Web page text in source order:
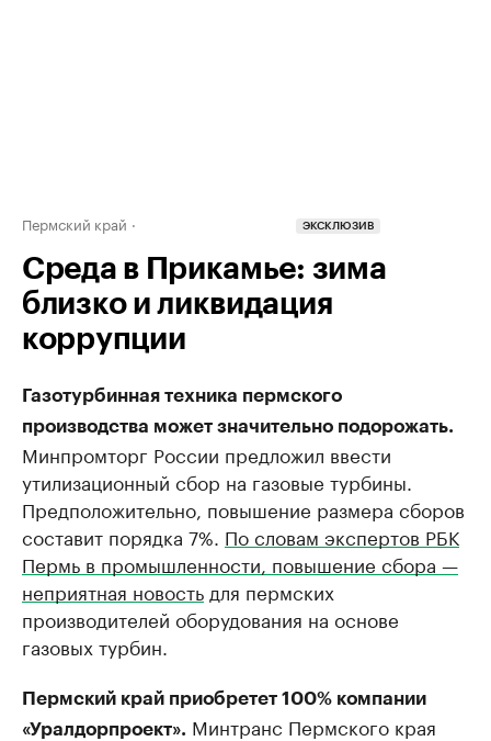
Пермский край ЭКСКЛЮЗИВ
Среда в Прикамье: зима
близко и ликвидация
коррупции
Газотурбинная техника пермского
производства может значительно подорожать.
Минпромторг России предложил ввести
утилизационный сбор на газовые турбины.
Предположительно, повышение размера сборов
составит порядка 7%. По словам экспертов РБК
Пермь в промышленности, повышение сбора —
неприятная новость для пермских
производителей оборудования на основе
газовых турбин. ​
Пермский край приобретет 100% компании
«Уралдорпроект». Минтранс Пермского края